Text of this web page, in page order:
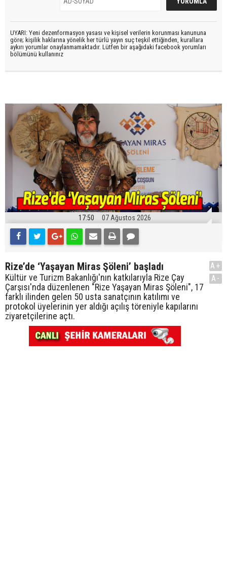
UYARI: Yeni dezenformasyon yasası ve kişisel verilerin korunması kanununa
göre; kişilik haklarına yönelik her türlü yayın suç teşkil ettiğinden, kurallara
aykırı yorumlar onaylanmamaktadır. Lütfen bir aşağıdaki facebook yorumları
bölümünü kullanınız
17:50 07 Ağustos 2026
Rize’de ‘Yaşayan Miras Şöleni’ başladı
Kültür ve Turizm Bakanlığı'nın katkılarıyla Rize Çay
Çarşısı'nda düzenlenen "Rize Yaşayan Miras Şöleni", 17
farklı ilinden gelen 50 usta sanatçının katılımı ve
protokol üyelerinin yer aldığı açılış töreniyle kapılarını
ziyaretçilerine açtı.
A+
A-